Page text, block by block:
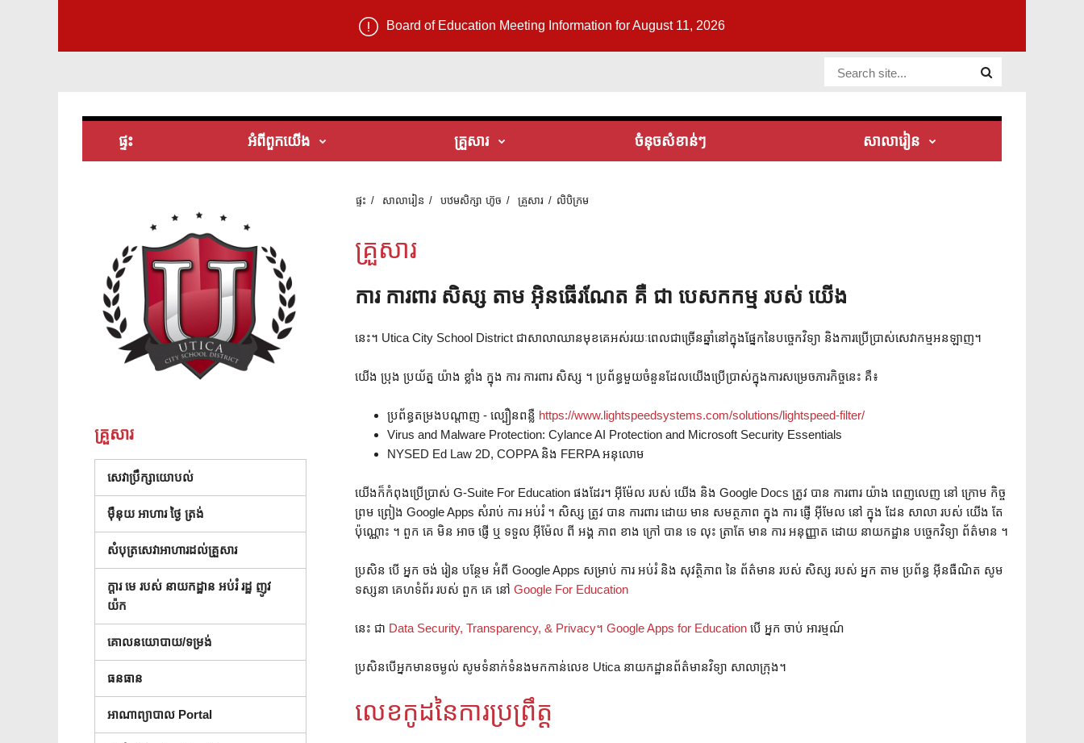
Board of Education Meeting Information for August 11, 2026
Website Site
ផ្ទះ អំពី​ពួក​យើង គ្រួសារ ចំនុចសំខាន់ៗ សាលារៀន
ផ្ទះ សាលារៀន បឋមសិក្សា ហ៊ូច គ្រួសារ លិបិក្រម
គ្រួសារ
ការ ការពារ សិស្ស តាម អ៊ិនធើរណែត គឺ ជា បេសកកម្ម របស់ យើង
នេះ។ Utica City School District ជាសាលាឈានមុខគេអស់រយៈពេលជាច្រើនឆ្នាំនៅក្នុងផ្នែកនៃបច្ចេកវិទ្យា និងការប្រើប្រាស់សេវាកម្មអនឡាញ។
យើង ប្រុង ប្រយ័ត្ន យ៉ាង ខ្លាំង ក្នុង ការ ការពារ សិស្ស ។ ប្រព័ន្ធមួយចំនួនដែលយើងប្រើប្រាស់ក្នុងការសម្រេចភារកិច្ចនេះ គឺ៖
ប្រព័ន្ធតម្រងបណ្ដាញ - ល្បឿនពន្លឺ https://www.lightspeedsystems.com/solutions/lightspeed-filter/
Virus and Malware Protection: Cylance AI Protection and Microsoft Security Essentials
NYSED Ed Law 2D, COPPA និង FERPA អនុលោម
យើងក៏កំពុងប្រើប្រាស់ G-Suite For Education ផងដែរ។ អ៊ីម៉ែល របស់ យើង និង Google Docs ត្រូវ បាន ការពារ យ៉ាង ពេញលេញ នៅ ក្រោម កិច្ច
ព្រម ព្រៀង Google Apps សំរាប់ ការ អប់រំ ។ សិស្ស ត្រូវ បាន ការពារ ដោយ មាន សមត្ថភាព ក្នុង ការ ផ្ញើ អ៊ីមែល នៅ ក្នុង ដែន សាលា របស់ យើង តែ
ប៉ុណ្ណោះ ។ ពួក គេ មិន អាច ផ្ញើ ឬ ទទួល អ៊ីម៉ែល ពី អង្គ ភាព ខាង ក្រៅ បាន ទេ លុះ ត្រាតែ មាន ការ អនុញ្ញាត ដោយ នាយកដ្ឋាន បច្ចេកវិទ្យា ព័ត៌មាន ។
ប្រសិន បើ អ្នក ចង់ រៀន បន្ថែម អំពី Google Apps សម្រាប់ ការ អប់រំ និង សុវត្ថិភាព នៃ ព័ត៌មាន របស់ សិស្ស របស់ អ្នក តាម ប្រព័ន្ធ អ៊ីនធឺណិត សូម
ទស្សនា គេហទំព័រ របស់ ពួក គេ នៅ Google For Education
នេះ ជា Data Security, Transparency, & Privacy។ Google Apps for Educationបើ អ្នក ចាប់ អារម្មណ៍
ប្រសិនបើអ្នកមានចម្ងល់ សូមទំនាក់ទំនងមកកាន់លេខ Utica នាយកដ្ឋានព័ត៌មានវិទ្យា សាលាក្រុង។
លេខកូដនៃការប្រព្រឹត្ដ
គ្រួសារ
សេវាប្រឹក្សាយោបល់(បើកក្នុងបង្អួចថ្មី)
ម៉ឺនុយ អាហារ ថ្ងៃ ត្រង់
សំបុត្រសេវាអាហារដល់គ្រួសារ
ក្តារ មេ របស់ នាយកដ្ឋាន អប់រំ រដ្ឋ ញូវ
យ៉ក
គោលនយោបាយ/ទម្រង់
ធនធាន
អាណាព្យាបាល Portal